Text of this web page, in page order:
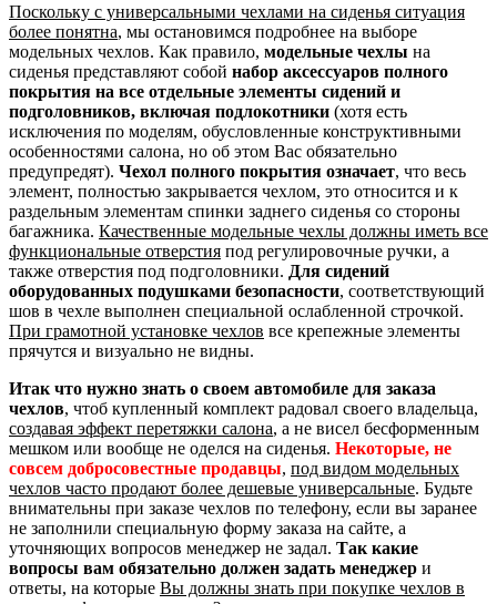
Поскольку с универсальными чехлами на сиденья ситуация
более понятна, мы остановимся подробнее на выборе
модельных чехлов. Как правило, модельные чехлы на
сиденья представляют собой набор аксессуаров полного
покрытия на все отдельные элементы сидений и
подголовников, включая подлокотники (хотя есть
исключения по моделям, обусловленные конструктивными
особенностями салона, но об этом Вас обязательно
предупредят). Чехол полного покрытия означает, что весь
элемент, полностью закрывается чехлом, это относится и к
раздельным элементам спинки заднего сиденья со стороны
багажника. Качественные модельные чехлы должны иметь все
функциональные отверстия под регулировочные ручки, а
также отверстия под подголовники. Для сидений
оборудованных подушками безопасности, соответствующий
шов в чехле выполнен специальной ослабленной строчкой.
При грамотной установке чехлов все крепежные элементы
прячутся и визуально не видны.
Итак что нужно знать о своем автомобиле для заказа
чехлов, чтоб купленный комплект радовал своего владельца,
создавая эффект перетяжки салона, а не висел бесформенным
мешком или вообще не оделся на сиденья. Некоторые, не
совсем добросовестные продавцы, под видом модельных
чехлов часто продают более дешевые универсальные. Будьте
внимательны при заказе чехлов по телефону, если вы заранее
не заполнили специальную форму заказа на сайте, а
уточняющих вопросов менеджер не задал. Так какие
вопросы вам обязательно должен задать менеджер и
ответы, на которые Вы должны знать при покупке чехлов в